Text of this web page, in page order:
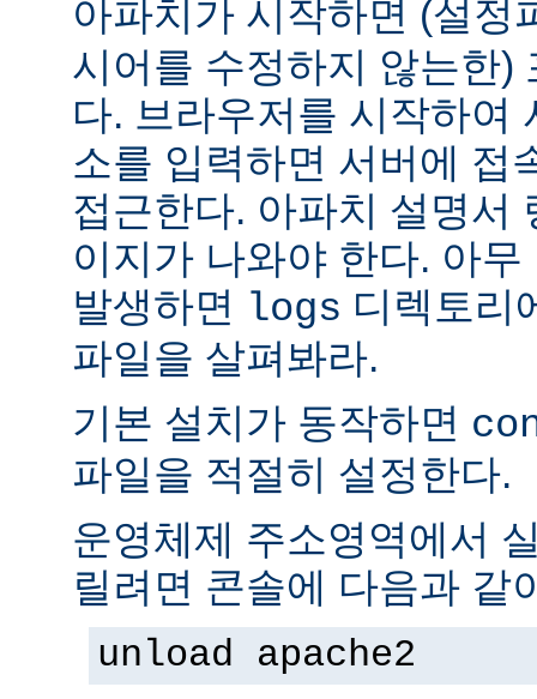
아파치가 시작하면 (설정
시어를 수정하지 않는한)
다. 브라우저를 시작하여
소를 입력하면 서버에 접
접근한다. 아파치 설명서
이지가 나와야 한다. 아
발생하면 logs 디렉토리
파일을 살펴봐라.
기본 설치가 동작하면
파일을 적절히 설정한다.
운영체제 주소영역에서
릴려면 콘솔에 다음과 같
unload apache2